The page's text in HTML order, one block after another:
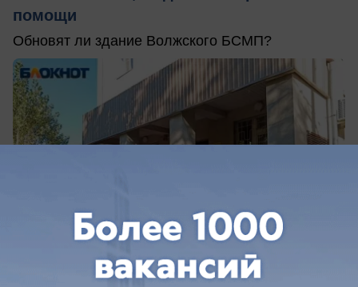
помощи
Обновят ли здание Волжского БСМП?